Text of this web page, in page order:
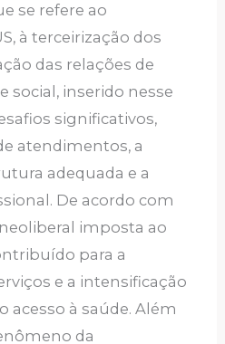
se refere ao
à terceirização dos
das relações de
social, inserido nesse
significativos,
atendimentos, a
adequada e a
De acordo com
imposta ao
para a
e a intensificação
acesso à saúde. Além
da